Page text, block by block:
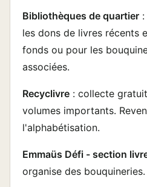
Bibliothèques de quartier
les dons de livres récents
fonds ou pour les
associées.
Recyclivre : collecte
volumes importants.
l'alphabétisation.
Emmaüs Défi - section
organise des bouquineries.